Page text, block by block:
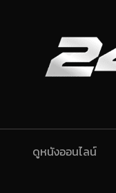
ดูหนังออนไลน์